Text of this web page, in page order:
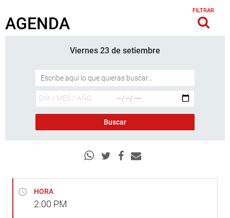
AGENDA
FILTRAR
Viernes 23 de setiembre
HORA
2:00 PM